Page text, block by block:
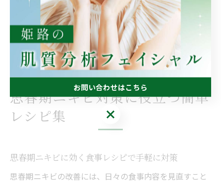
た週は肌の調子が良かった」といった実感の声も多く寄
せられています。食生活の見直しはすぐに結果が出るわ
けではありませんが、継続することで少しずつ肌質改善
につながるため、焦らず実践してみてください。
思春期ニキビ対策に役立つ簡単
レシピ集
思春期ニキビに効く食事レシピで手軽に対策
思春期ニキビの改善には、日々の食事内容を見直すこと
お問い合わせはこちら
お問い合わせはこちら